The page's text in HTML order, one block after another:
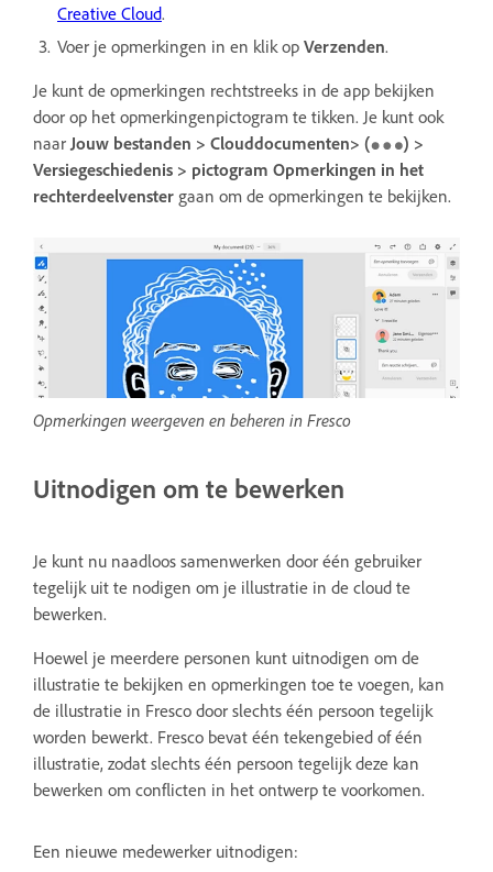
Creative Cloud.
Voer je opmerkingen in en klik op Verzenden.
Je kunt de opmerkingen rechtstreeks in de app bekijken
door op het opmerkingenpictogram te tikken. Je kunt ook
naar Jouw bestanden > Clouddocumenten> (
) >
Versiegeschiedenis > pictogram Opmerkingen in het
rechterdeelvenster gaan om de opmerkingen te bekijken.
Opmerkingen weergeven en beheren in Fresco
Uitnodigen om te bewerken
Je kunt nu naadloos samenwerken door één gebruiker
tegelijk uit te nodigen om je illustratie in de cloud te
bewerken.
Hoewel je meerdere personen kunt uitnodigen om de
illustratie te bekijken en opmerkingen toe te voegen, kan
de illustratie in Fresco door slechts één persoon tegelijk
worden bewerkt. Fresco bevat één tekengebied of één
illustratie, zodat slechts één persoon tegelijk deze kan
bewerken om conflicten in het ontwerp te voorkomen.
Een nieuwe medewerker uitnodigen: